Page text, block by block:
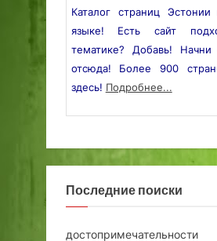
Каталог страниц
языке! Есть сайт
тематике? Добавь! Начни
отсюда! Более 900
здесь! Подробнее...
Последние поиски
достопримечательности